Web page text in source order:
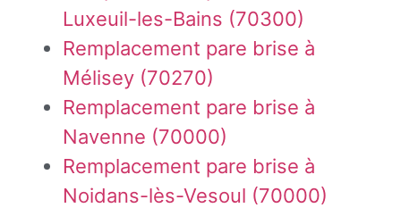
Luxeuil-les-Bains (70300)
Remplacement pare brise à
Mélisey (70270)
Remplacement pare brise à
Navenne (70000)
Remplacement pare brise à
Noidans-lès-Vesoul (70000)